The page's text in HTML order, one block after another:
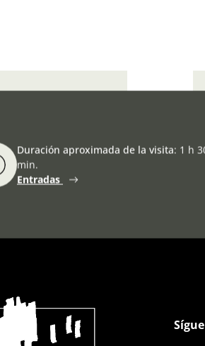
de entradas
de la Costa Vasca
Duración aproximada de la visita: 1 h
min.
Entradas